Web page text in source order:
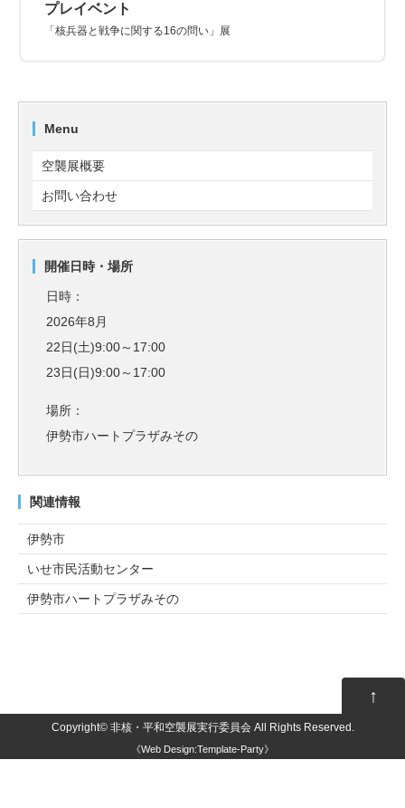
プレイベント
「核兵器と戦争に関する16の問い」展
Menu
空襲展概要
お問い合わせ
開催日時・場所
日時：
2026年8月
22日(土)9:00～17:00
23日(日)9:00～17:00
場所：
伊勢市ハートプラザみその
関連情報
伊勢市
いせ市民活動センター
伊勢市ハートプラザみその
↑
Copyright© 非核・平和空襲展実行委員会All Rights Reserved.
《Web Design:Template-Party》